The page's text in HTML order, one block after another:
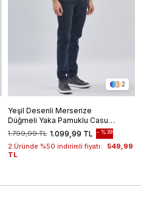
2
Yeşil Desenli Merserize
Düğmeli Yaka Pamuklu Casual
Slim Fit Dar Kesim Tişört
1011240160
1.099,99 TL
1.799,99 TL %39
2.Üründe %50 indirimli fiyatı:
549,99
TL